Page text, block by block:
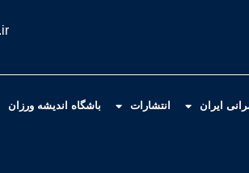
ایران انتشارات باشگاه اندیشه ورزان